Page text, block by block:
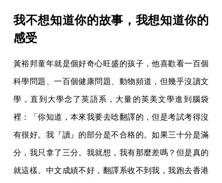
我不想知道你的故事，我想知道你的
感受
黃裕邦童年就是個好奇心旺盛的孩子，他喜歡看一百個
科學問題、一百個健康問題、動物頻道，但幾乎沒讀文
學，直到大學念了英語系，大量的英美文學進到腦袋
裡：「你知道，本來我要去唸翻譯的，但是考試考得沒
有很好。我『讀』的部分是不合格的。如果三十分是滿
分，我只拿了三分。我就想，我有那麼差嗎？但是真的
就這樣。中文成績不好，翻譯系收不到我，我跑去香港